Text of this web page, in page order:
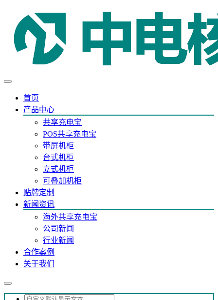
首页
产品中心
共享充电宝
POS共享充电宝
带屏机柜
台式机柜
立式机柜
可叠加机柜
贴牌定制
新闻资讯
海外共享充电宝
公司新闻
行业新闻
合作案例
关于我们